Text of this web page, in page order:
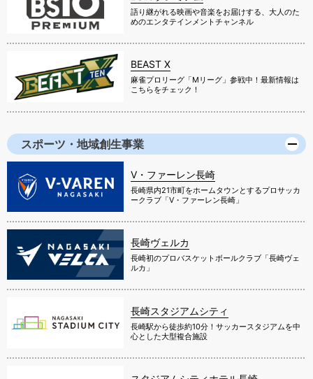
語り継がれる映画や音楽をお届けする、大人のた
めのエンタテインメントチャンネル
BEAST X
麻雀プロリーグ「Mリーグ」参戦中！最新情報は
こちらをチェック！
スポーツ・地域創生事業
V・ファーレン長崎
長崎県内21市町をホームタウンとするプロサッカ
ークラブ「V・ファーレン長崎」
長崎ヴェルカ
長崎初のプロバスケットボールクラブ「長崎ヴェ
ルカ」
長崎スタジアムシティ
長崎駅から徒歩約10分！サッカースタジアムを中
心とした大型複合施設